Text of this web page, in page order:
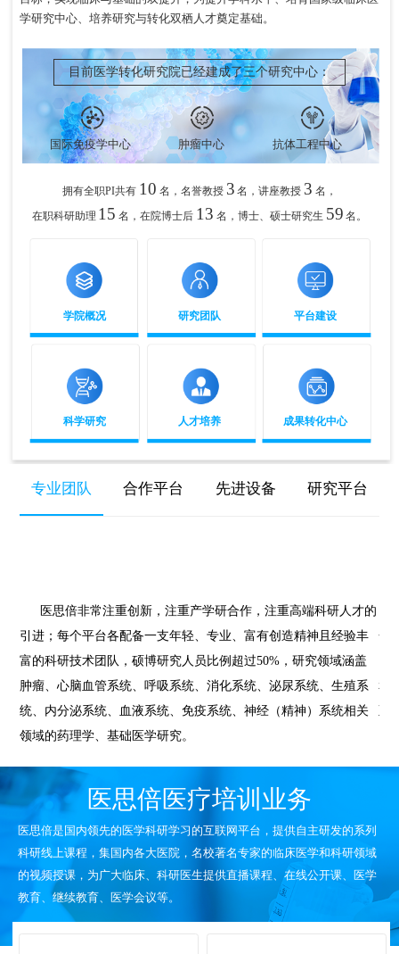
学研究中心、培养研究与转化双栖人才奠定基础。
目前医学转化研究院已经建成了三个研究中心：
国际免疫学中心 肿瘤中心 抗体工程中心
拥有全职PI共有 10 名，名誉教授 3 名，讲座教授 3 名，
在职科研助理 15 名，在院博士后 13 名，博士、硕士研究生 59 名。
学院概况 研究团队 平台建设
科学研究 人才培养 成果转化中心
专业团队 合作平台 先进设备 研究平台
医思倍非常注重创新，注重产学研合作，注重高端科研人才的
引进；每个平台各配备一支年轻、专业、富有创造精神且经验丰
富的科研技术团队，硕博研究人员比例超过50%，研究领域涵盖
肿瘤、心脑血管系统、呼吸系统、消化系统、泌尿系统、生殖系
统、内分泌系统、血液系统、免疫系统、神经（精神）系统相关
领域的药理学、基础医学研究。
合
和
医思倍医疗培训业务
医思倍是国内领先的医学科研学习的互联网平台，提供自主研发的系列
科研线上课程，集国内各大医院，名校著名专家的临床医学和科研领域
的视频授课，为广大临床、科研医生提供直播课程、在线公开课、医学
教育、继续教育、医学会议等。